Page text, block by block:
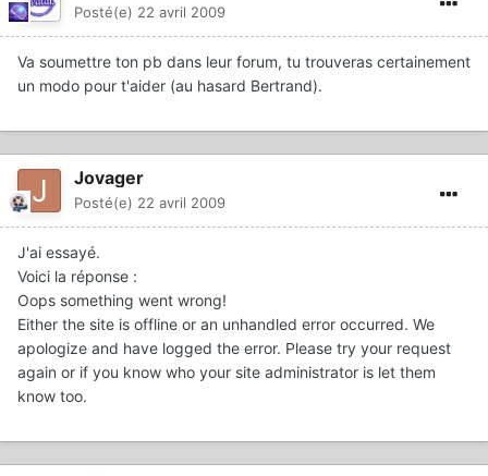
Posté(e) 22 avril 2009
Va soumettre ton pb dans leur forum, tu trouveras certainement
un modo pour t'aider (au hasard Bertrand).
Jovager
Posté(e) 22 avril 2009
J'ai essayé.
Voici la réponse :
Oops something went wrong!
Either the site is offline or an unhandled error occurred. We
apologize and have logged the error. Please try your request
again or if you know who your site administrator is let them
know too.